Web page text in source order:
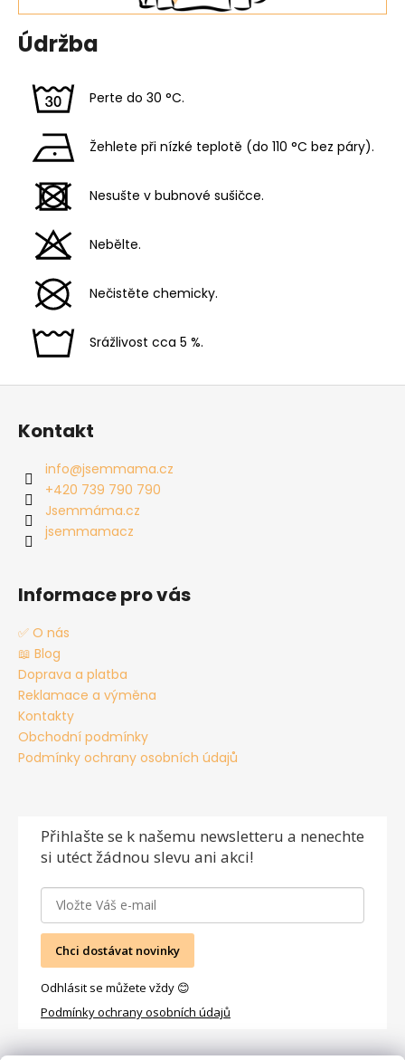
Údržba
Perte do 30 °C.
Žehlete při nízké teplotě (do 110 °C bez páry).
Nesušte v bubnové sušičce.
Nebělte.
Nečistěte chemicky.
Srážlivost cca 5 %.
Z
Kontakt
info@jsemmama.cz
+420 739 790 790
Jsemmáma.cz
jsemmamacz
Informace pro vás
✅ O nás
📖 Blog
Doprava a platba
Reklamace a výměna
Kontakty
Obchodní podmínky
Podmínky ochrany osobních údajů
Přihlašte se k našemu newsletteru a nenechte
si utéct žádnou slevu ani akci!
Chci dostávat novinky
Odhlásit se můžete vždy 😊
Podmínky ochrany osobních údajů